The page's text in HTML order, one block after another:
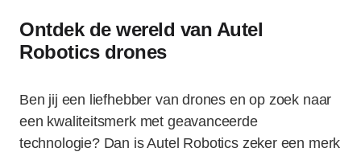
Ontdek de wereld van Autel
Robotics drones
Ben jij een liefhebber van drones en op zoek naar
een kwaliteitsmerk met geavanceerde
technologie? Dan is Autel Robotics zeker een merk